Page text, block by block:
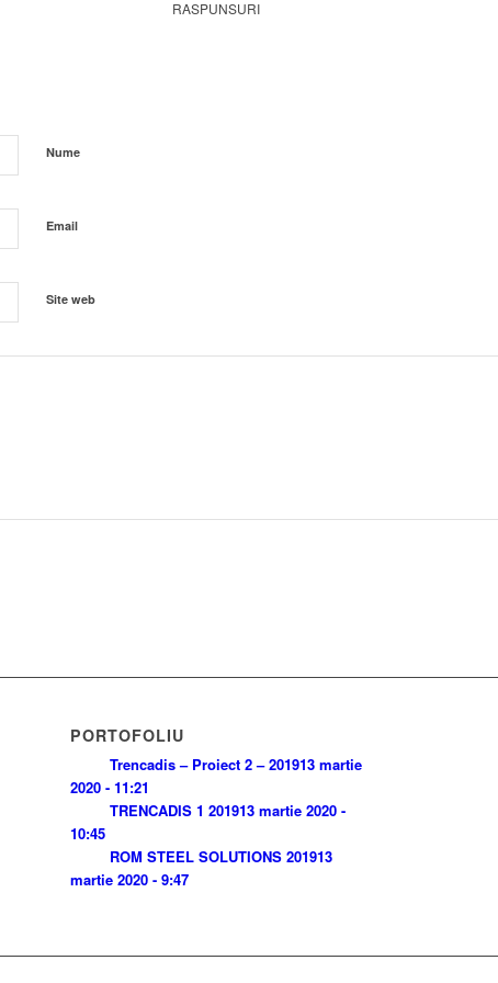
RASPUNSURI
Nume
Email
Site web
PORTOFOLIU
Trencadis – Proiect 2 – 201913 martie
2020 - 11:21
TRENCADIS 1 201913 martie 2020 -
10:45
ROM STEEL SOLUTIONS 201913
martie 2020 - 9:47